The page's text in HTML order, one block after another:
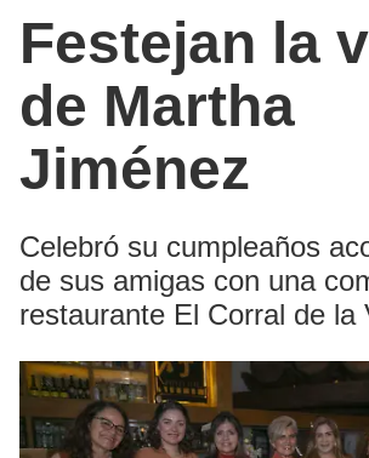
Festejan la
de Martha
Jiménez
Celebró su cumpleaños
de sus amigas con una
restaurante El Corral de la